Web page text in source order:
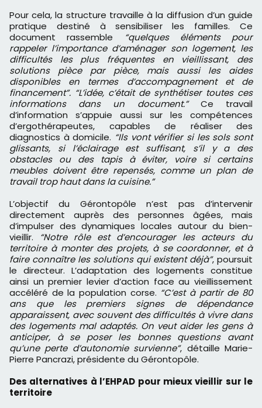
Pour cela, la structure travaille à la diffusion d’un guide
pratique destiné à sensibiliser les familles. Ce
document rassemble
“quelques éléments pour
rappeler l’importance d’aménager son logement, les
difficultés les plus fréquentes en vieillissant, des
solutions pièce par pièce, mais aussi les aides
disponibles en termes d’accompagnement et de
financement”. “L’idée, c’était de synthétiser toutes ces
informations dans un document.”Ce travail
d’information s’appuie aussi sur les compétences
d’ergothérapeutes, capables de réaliser des
diagnostics à domicile. “Ils vont vérifier si les sols sont
glissants, si l’éclairage est suffisant, s’il y a des
obstacles ou des tapis à éviter, voire si certains
meubles doivent être repensés, comme un plan de
travail trop haut dans la cuisine.”
L’objectif du Gérontopôle n’est pas d’intervenir
directement auprès des personnes âgées, mais
d’impulser des dynamiques locales autour du bien-
vieillir. “Notre rôle est d’encourager les acteurs du
territoire à monter des projets, à se coordonner, et à
faire connaître les solutions qui existent déjà”, poursuit
le directeur. L’adaptation des logements constitue
ainsi un premier levier d’action face au vieillissement
accéléré de la population corse. “C’est à partir de 80
ans que les premiers signes de dépendance
apparaissent, avec souvent des difficultés à vivre dans
des logements mal adaptés. On veut aider les gens à
anticiper, à se poser les bonnes questions avant
qu’une perte d’autonomie survienne”, détaille Marie-
Pierre Pancrazi, présidente du Gérontopôle.
Des alternatives à l’EHPAD pour mieux vieillir sur le
territoire